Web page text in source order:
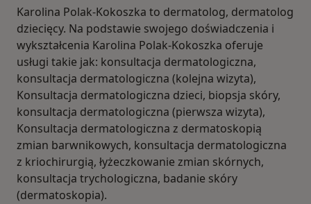
Karolina Polak-Kokoszka to dermatolog, dermatolog
dziecięcy. Na podstawie swojego doświadczenia i
wykształcenia Karolina Polak-Kokoszka oferuje
usługi takie jak: konsultacja dermatologiczna,
konsultacja dermatologiczna (kolejna wizyta),
Konsultacja dermatologiczna dzieci, biopsja skóry,
konsultacja dermatologiczna (pierwsza wizyta),
Konsultacja dermatologiczna z dermatoskopią
zmian barwnikowych, konsultacja dermatologiczna
z kriochirurgią, łyżeczkowanie zmian skórnych,
konsultacja trychologiczna, badanie skóry
(dermatoskopia).